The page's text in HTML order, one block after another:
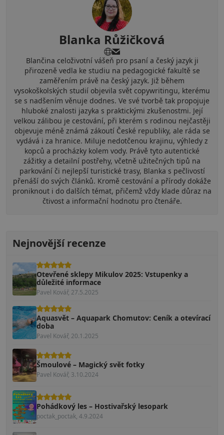
Blanka Růžičková
Blančina celoživotní vášeň pro psaní a český jazyk ji
přirozeně vedla ke studiu na pedagogické fakultě se
zaměřením právě na český jazyk. Již během
vysokoškolských studií objevila svět copywritingu, kterému
se s nadšením věnuje dodnes. Ve své tvorbě tak propojuje
hluboké znalosti jazyka s praktickými zkušenostmi. Její
velkou zálibou je cestování, při kterém s rodinou nejčastěji
objevuje méně známá zákoutí České republiky, ale ráda se
vydává i za hranice. Miluje nedotčenou krajinu, výhledy z
kopců a procházky kolem vody. Právě tyto autentické
zážitky a detailní postřehy, včetně užitečných tipů na
parkování či nejlepší turistické trasy, Blanka s pečlivostí
přenáší do svých článků. Kromě cestování a přírody dokáže
proniknout i do dalších témat, přičemž vždy klade důraz na
čtivost a informační hodnotu pro čtenáře.
Nejnovější recenze
Otevřené sklepy Mikulov 2025: Vstupenky a
důležité informace
Pavel Kovář, 27.5.2025
Aquasvět – Aquapark Chomutov: Ceník a otevírací
doba
Pavel Kovář, 20.1.2025
Šmoulové – Magický svět fotky
Pavel Kovář, 3.10.2024
Pohádkový les – Hostivařský lesopark
poctak_poctak, 4.9.2024